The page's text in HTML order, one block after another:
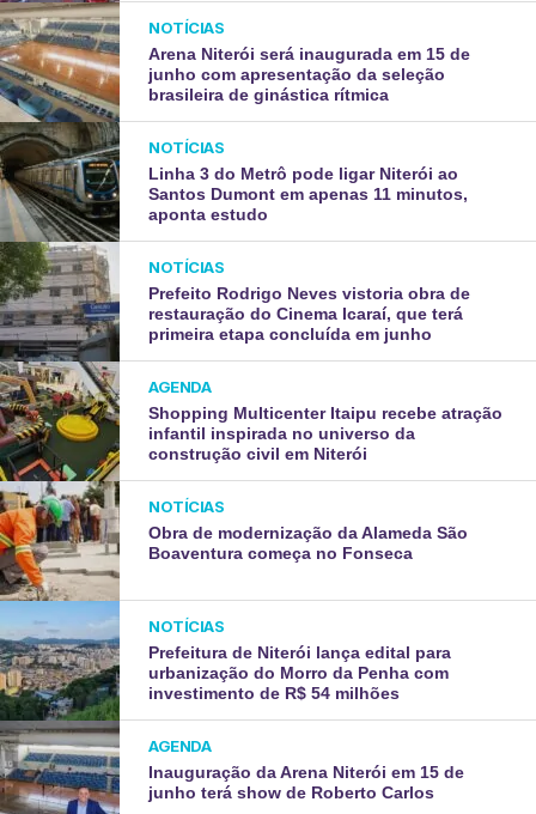
NOTÍCIAS
Arena Niterói será inaugurada em 15 de
junho com apresentação da seleção
brasileira de ginástica rítmica
NOTÍCIAS
Linha 3 do Metrô pode ligar Niterói ao
Santos Dumont em apenas 11 minutos,
aponta estudo
NOTÍCIAS
Prefeito Rodrigo Neves vistoria obra de
restauração do Cinema Icaraí, que terá
primeira etapa concluída em junho
AGENDA
Shopping Multicenter Itaipu recebe atração
infantil inspirada no universo da
construção civil em Niterói
NOTÍCIAS
Obra de modernização da Alameda São
Boaventura começa no Fonseca
NOTÍCIAS
Prefeitura de Niterói lança edital para
urbanização do Morro da Penha com
investimento de R$ 54 milhões
AGENDA
Inauguração da Arena Niterói em 15 de
junho terá show de Roberto Carlos